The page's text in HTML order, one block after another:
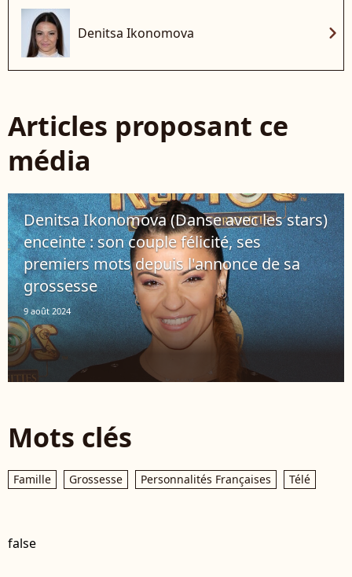
Denitsa Ikonomova chevron_right
Articles proposant ce
média
Denitsa Ikonomova (Danse avec les stars)
enceinte : son couple félicité, ses
premiers mots depuis l'annonce de sa
grossesse
9 août 2024
Mots clés
Famille Grossesse Personnalités Françaises Télé
false